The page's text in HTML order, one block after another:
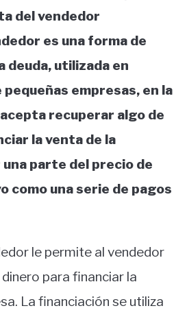
del vendedor
es una forma de
deuda, utilizada en
empresas, en la
recuperar algo de
la venta de la
parte del precio de
como una serie de pagos
le permite al vendedor
para financiar la
La financiación se utiliza